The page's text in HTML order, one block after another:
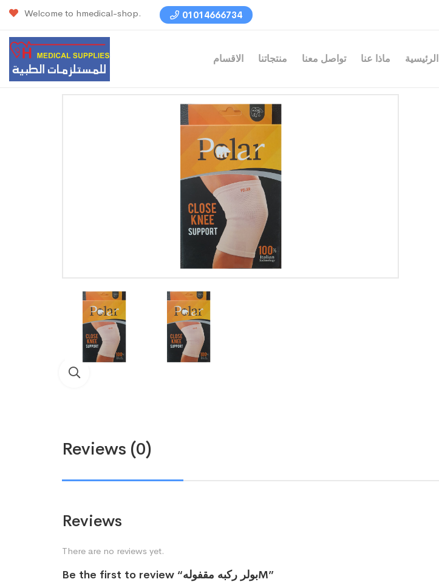
Welcome to hmedical-shop. 01014666734
الاقسام منتجاتنا تواصل معنا ماذا عنا الرئيسية
Reviews (0)
Reviews
There are no reviews yet.
Be the first to review “بولر ركبه مقفولهM”